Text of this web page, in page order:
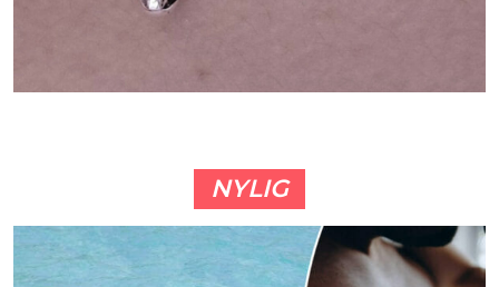
NYLIG